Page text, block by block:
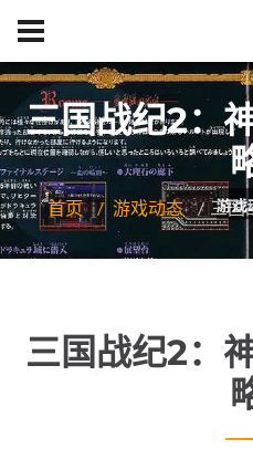
三国战纪2：
首页 游戏动态 三国
三国战纪2：